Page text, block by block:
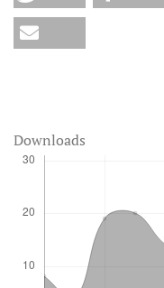
Downloads